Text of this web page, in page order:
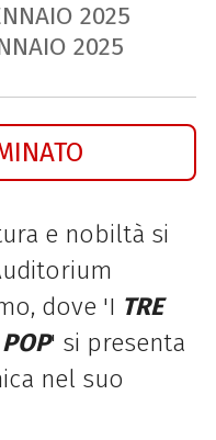
2025
2025
e nobiltà si
dove 'I TRE
' si presenta
nel suo